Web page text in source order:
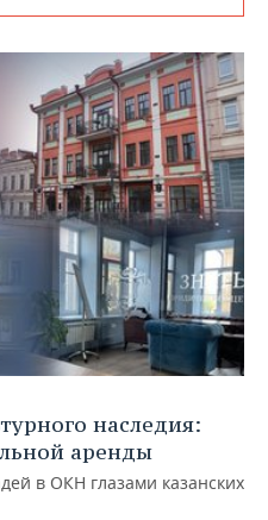
наследия:
аренды
в ОКН глазами казанских